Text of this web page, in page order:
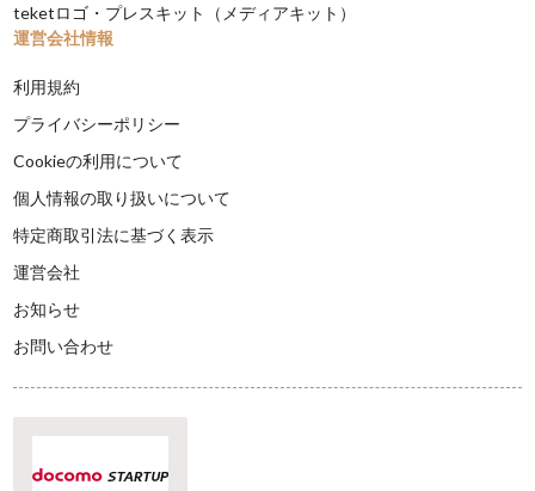
teketロゴ・プレスキット（メディアキット）
運営会社情報
利用規約
プライバシーポリシー
Cookieの利用について
個人情報の取り扱いについて
特定商取引法に基づく表示
運営会社
お知らせ
お問い合わせ